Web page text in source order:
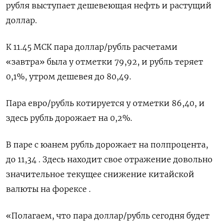
рубля выступает дешевеющая нефть и растущий
доллар.
К 11.45 МСК пара доллар/рубль расчетами
«завтра» была у отметки 79,92, и рубль теряет
0,1%, утром дешевея до 80,49.
Пара евро/рубль котируется у отметки 86,40, и
здесь рубль дорожает на 0,2%.
В паре с юанем рубль дорожает на полпроцента,
до 11,34 . Здесь находит свое отражение довольно
значительное текущее снижение китайской
валюты на форексе .
«Полагаем, что пара доллар/рубль сегодня будет